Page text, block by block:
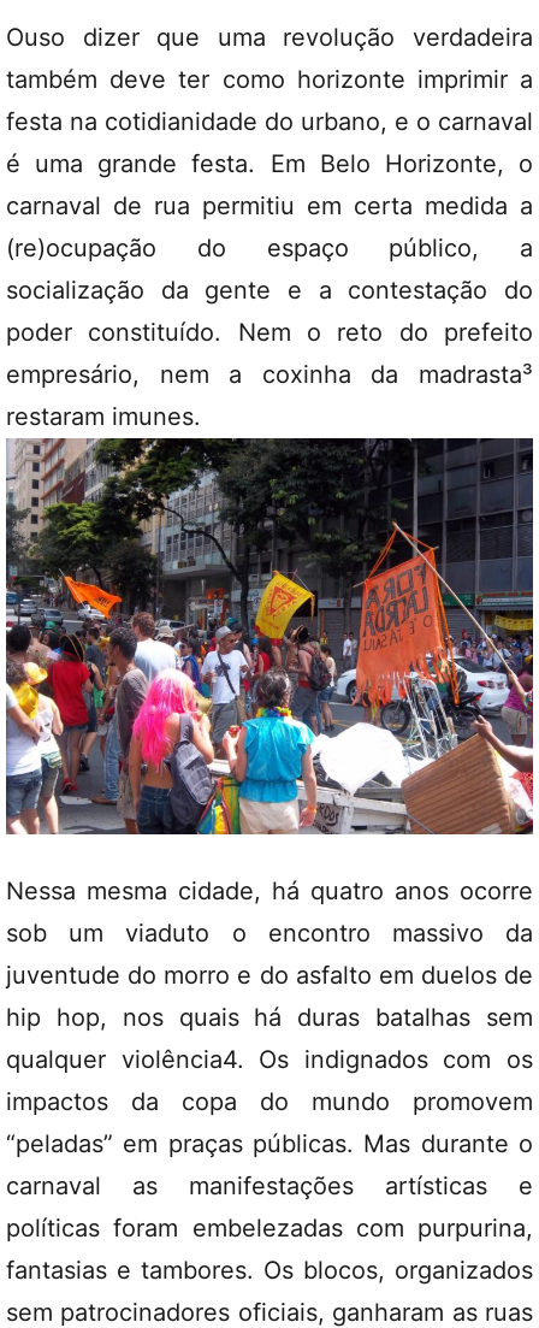
Ouso dizer que uma revolução verdadeira
também deve ter como horizonte imprimir a
festa na cotidianidade do urbano, e o carnaval
é uma grande festa. Em Belo Horizonte, o
carnaval de rua permitiu em certa medida a
(re)ocupação do espaço público, a
socialização da gente e a contestação do
poder constituído. Nem o reto do prefeito
empresário, nem a coxinha da madrasta³
restaram imunes.
Nessa mesma cidade, há quatro anos ocorre
sob um viaduto o encontro massivo da
juventude do morro e do asfalto em duelos de
hip hop, nos quais há duras batalhas sem
qualquer violência4. Os indignados com os
impactos da copa do mundo promovem
“peladas” em praças públicas. Mas durante o
carnaval as manifestações artísticas e
políticas foram embelezadas com purpurina,
fantasias e tambores. Os blocos, organizados
sem patrocinadores oficiais, ganharam as ruas